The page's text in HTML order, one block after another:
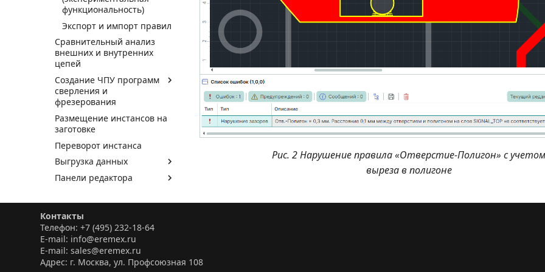
функциональность)
Экспорт и импорт правил
Сравнительный анализ
внешних и внутренних
цепей
Создание ЧПУ программ
сверления и
фрезерования
Размещение инстансов на
заготовке
Переворот инстанса
Выгрузка данных
Панели редактора
Рис. 2 Нарушение правила «Отверстие-Полигон» с учетом
выреза в полигоне
Контакты
Телефон: +7 (495) 232-18-64
E-mail: info@eremex.ru
E-mail: sales@eremex.ru
Адрес: г. Москва, ул. Профсоюзная 108